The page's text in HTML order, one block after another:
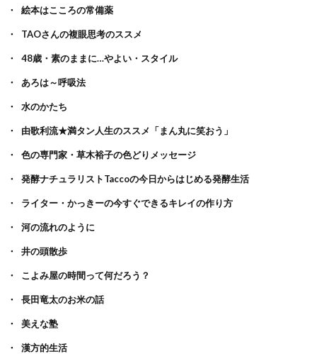
絵本はこころの常備薬
TAOさんの複眼思考のススメ
48歳・素のままに…やよい・スタイル
あろは～呼吸法
水のかたち
由歌利流★満タン人生のススメ「まん丸に笑おう」
色の専門家・草木裕子の色どりメッセージ
発酵ナチュラリストTaccoの今日からはじめる発酵生活
ライター・かっきーの今すぐできるキレイの作り方
河の流れのように
井の頭散歩
こよみ屋の時間って何だろう？
長田竜太のお米の話
美えな塾
漢方的生活